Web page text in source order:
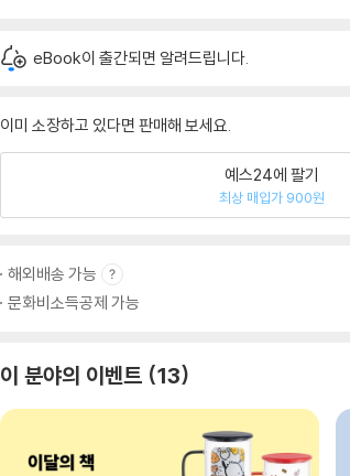
eBook이 출간되면 알려드립니다.
이미 소장하고 있다면 판매해 보세요.
예스24에 팔기
최상 매입가 900원
해외배송 가능
문화비소득공제 가능
이 분야의 이벤트 13